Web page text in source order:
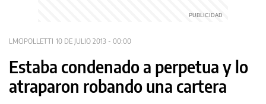
LMCIPOLLETTI 10 DE JULIO 2013 - 00:00
Estaba condenado a perpetua y lo
atraparon robando una cartera